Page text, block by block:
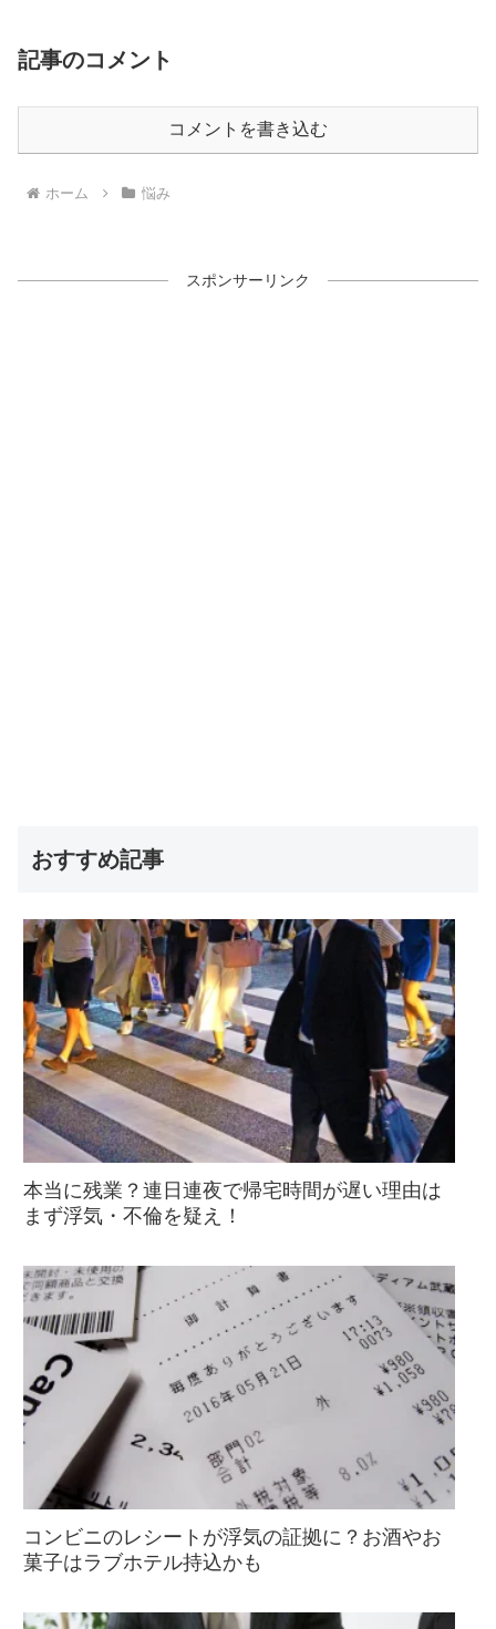
記事のコメント
コメントを書き込む
ホーム 悩み
スポンサーリンク
おすすめ記事
本当に残業？連日連夜で帰宅時間が遅い理由は
まず浮気・不倫を疑え！
コンビニのレシートが浮気の証拠に？お酒やお
菓子はラブホテル持込かも